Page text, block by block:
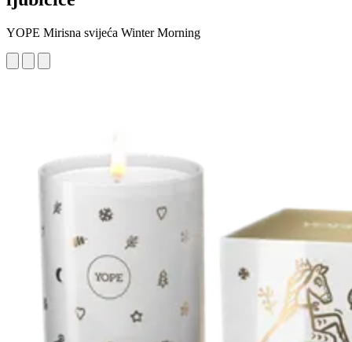
YOPE Mirisna svijeća Winter Morning